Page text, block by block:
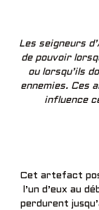
Les seigneurs
de pouvoir
ou lorsqu’ils
ennemies. Ces
influence
Cet artefact
l’un d’eux au
perdurent